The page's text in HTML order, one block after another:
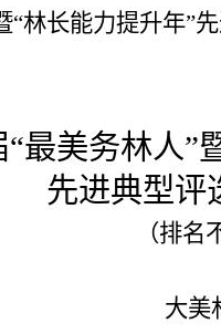
“林长能力提升年”
“最美务林人”
型评
（排名
长